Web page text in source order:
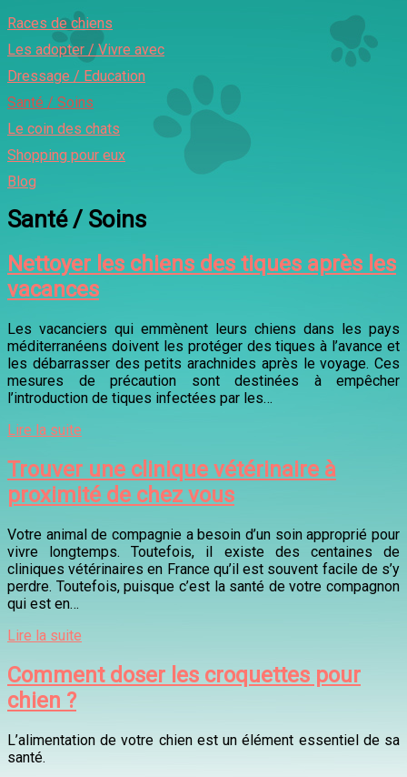
Races de chiens
Les adopter / Vivre avec
Dressage / Education
Santé / Soins
Le coin des chats
Shopping pour eux
Blog
Santé / Soins
Nettoyer les chiens des tiques après les
vacances
Les vacanciers qui emmènent leurs chiens dans les pays
méditerranéens doivent les protéger des tiques à l’avance et
les débarrasser des petits arachnides après le voyage. Ces
mesures de précaution sont destinées à empêcher
l’introduction de tiques infectées par les…
Lire la suite
Trouver une clinique vétérinaire à
proximité de chez vous
Votre animal de compagnie a besoin d’un soin approprié pour
vivre longtemps. Toutefois, il existe des centaines de
cliniques vétérinaires en France qu’il est souvent facile de s’y
perdre. Toutefois, puisque c’est la santé de votre compagnon
qui est en…
Lire la suite
Comment doser les croquettes pour
chien ?
L’alimentation de votre chien est un élément essentiel de sa
santé.